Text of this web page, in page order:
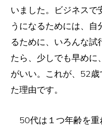
いました。ビジネスで
うになるためには、
るために、いろんな試
たら、少しでも早めに
がいい。これが、52
た理由です。
50代は１つ年齢を重